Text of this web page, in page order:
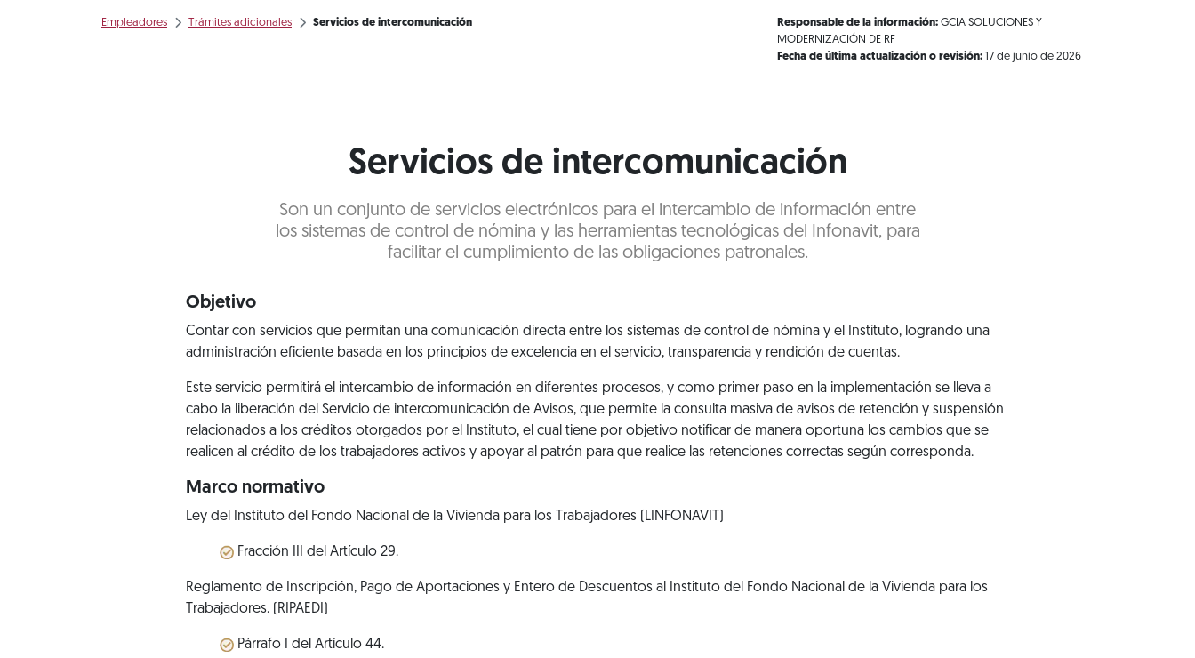
Empleadores Trámites adicionales Servicios de intercomunicación Responsable de la información: GCIA SOLUCIONES Y
MODERNIZACIÓN DE RF
Fecha de última actualización o revisión: 17 de junio de 2026
Servicios de intercomunicación
Son un conjunto de servicios electrónicos para el intercambio de información entre
los sistemas de control de nómina y las herramientas tecnológicas del Infonavit, para
facilitar el cumplimiento de las obligaciones patronales.
Objetivo
Contar con servicios que permitan una comunicación directa entre los sistemas de control de nómina y el Instituto, logrando una
administración eficiente basada en los principios de excelencia en el servicio, transparencia y rendición de cuentas.
Este servicio permitirá el intercambio de información en diferentes procesos, y como primer paso en la implementación se lleva a
cabo la liberación del Servicio de intercomunicación de Avisos, que permite la consulta masiva de avisos de retención y suspensión
relacionados a los créditos otorgados por el Instituto, el cual tiene por objetivo notificar de manera oportuna los cambios que se
realicen al crédito de los trabajadores activos y apoyar al patrón para que realice las retenciones correctas según corresponda.
Marco normativo
Ley del Instituto del Fondo Nacional de la Vivienda para los Trabajadores (LINFONAVIT)
Fracción III del Artículo 29.
Reglamento de Inscripción, Pago de Aportaciones y Entero de Descuentos al Instituto del Fondo Nacional de la Vivienda para los
Trabajadores. (RIPAEDI)
Párrafo I del Artículo 44.